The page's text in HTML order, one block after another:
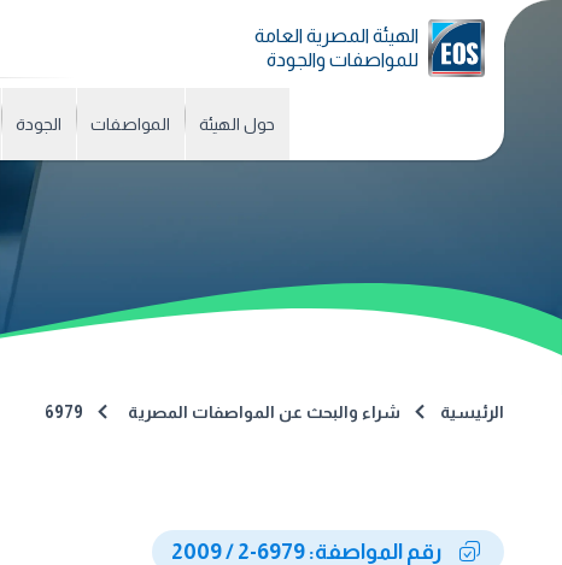
الهيئة المصرية العامة
للمواصفات والجودة
حول الهيئة المواصفات الجودة
الرئيسية شراء والبحث عن المواصفات المصرية 6979
رقم المواصفة: 6979-2 / 2009